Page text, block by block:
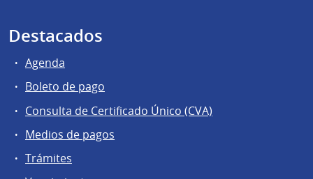
Destacados
Agenda
Boleto de pago
Consulta de Certificado Único (CVA)
Medios de pagos
Trámites